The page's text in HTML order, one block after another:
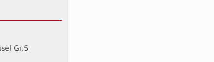
Gr.5